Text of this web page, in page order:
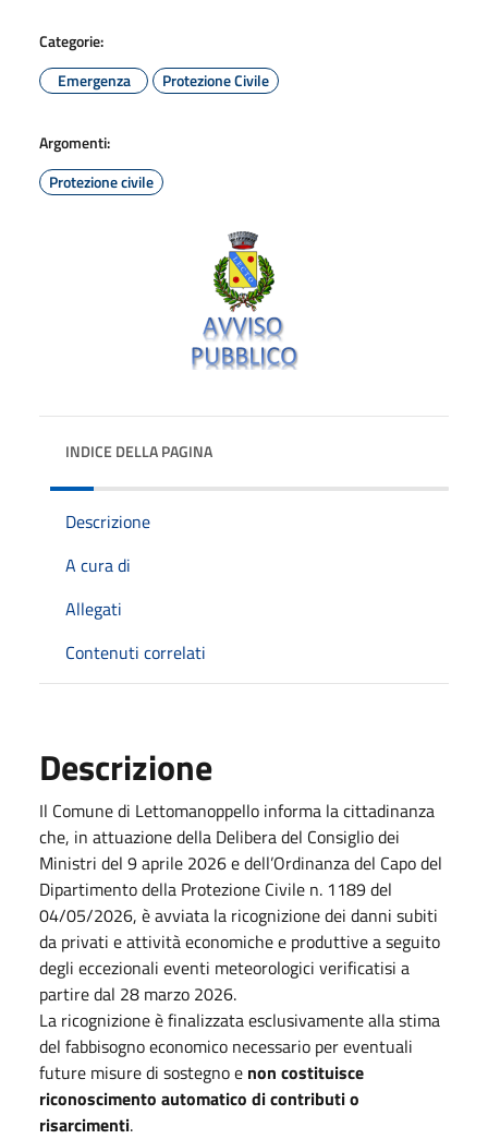
Categorie:
Emergenza
Protezione Civile
Argomenti:
Protezione civile
INDICE DELLA PAGINA
Descrizione
A cura di
Allegati
Contenuti correlati
Descrizione
Il Comune di Lettomanoppello informa la cittadinanza
che, in attuazione della Delibera del Consiglio dei
Ministri del 9 aprile 2026 e dell’Ordinanza del Capo del
Dipartimento della Protezione Civile n. 1189 del
04/05/2026, è avviata la ricognizione dei danni subiti
da privati e attività economiche e produttive a seguito
degli eccezionali eventi meteorologici verificatisi a
partire dal 28 marzo 2026.
La ricognizione è finalizzata esclusivamente alla stima
del fabbisogno economico necessario per eventuali
future misure di sostegno e non costituisce
riconoscimento automatico di contributi o
risarcimenti.